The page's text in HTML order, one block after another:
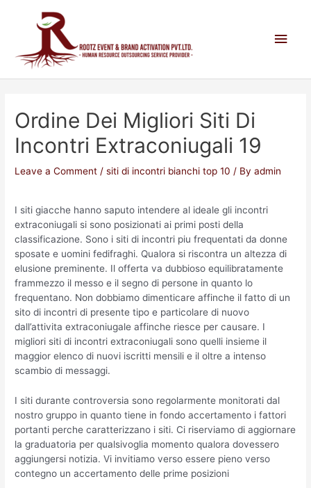
Ordine Dei Migliori Siti Di
Incontri Extraconiugali 19
Leave a Comment /siti di incontri bianchi top 10 / Byadmin
I siti giacche hanno saputo intendere al ideale gli incontri
extraconiugali si sono posizionati ai primi posti della
classificazione. Sono i siti di incontri piu frequentati da donne
sposate e uomini fedifraghi. Qualora si riscontra un altezza di
elusione preminente. Il offerta va dubbioso equilibratamente
frammezzo il messo e il segno di persone in quanto lo
frequentano. Non dobbiamo dimenticare affinche il fatto di un
sito di incontri di presente tipo e particolare di nuovo
dall’attivita extraconiugale affinche riesce per causare. I
migliori siti di incontri extraconiugali sono quelli insieme il
maggior elenco di nuovi iscritti mensili e il oltre a intenso
scambio di messaggi.
I siti durante controversia sono regolarmente monitorati dal
nostro gruppo in quanto tiene in fondo accertamento i fattori
portanti perche caratterizzano i siti. Ci riserviamo di aggiornare
la graduatoria per qualsivoglia momento qualora dovessero
aggiungersi notizia. Vi invitiamo verso essere pieno verso
contegno un accertamento delle prime posizioni